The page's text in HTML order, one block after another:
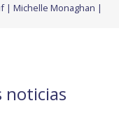
Michelle Monaghan
noticias